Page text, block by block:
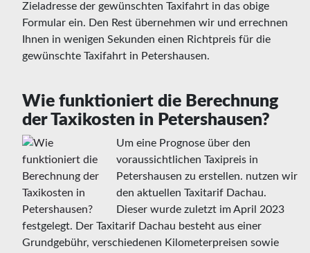
Zieladresse der gewünschten Taxifahrt in das obige
Formular ein. Den Rest übernehmen wir und errechnen
Ihnen in wenigen Sekunden einen Richtpreis für die
gewünschte Taxifahrt in Petershausen.
Wie funktioniert die Berechnung
der Taxikosten in Petershausen?
Um eine Prognose über den
voraussichtlichen Taxipreis in
Petershausen zu erstellen. nutzen wir
den aktuellen Taxitarif Dachau.
Dieser wurde zuletzt im April 2023
festgelegt. Der Taxitarif Dachau besteht aus einer
Grundgebühr, verschiedenen Kilometerpreisen sowie